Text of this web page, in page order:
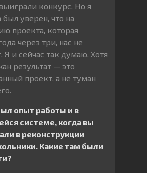
конкурс. Но я
был уверен, что на
проекта, которая
через три, нас не
Я и сейчас так думаю. Хотя
результат — это
проект, а не туман
опыт работы и в
системе, когда вы
в реконструкции
Какие там были